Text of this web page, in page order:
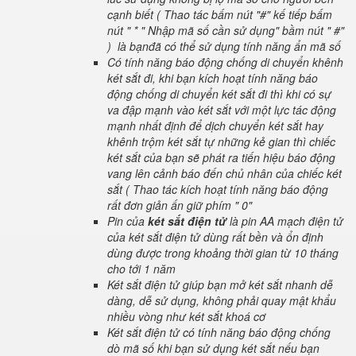
cạnh biết ( Thao tác bấm nút "#" kế tiếp bấm
nút " * " Nhập mã số cần sử dụng" bầm nút " #"
) là bạnđã có thể sử dụng tính năng ẩn mã số
Có tính năng báo động chống di chuyển khênh
két sắt đi, khi bạn kích hoạt tính năng báo
động chống di chuyển két sắt đi thì khi có sự
va đập mạnh vào két sắt với một lực tác động
mạnh nhất định để dịch chuyển két sắt hay
khênh trộm két sắt tự những kẻ gian thì chiếc
két sắt của bạn sẽ phát ra tiến hiệu báo động
vang lên cảnh báo đến chủ nhân của chiếc két
sắt ( Thao tác kích hoạt tính năng báo động
rất đơn giản ấn giữ phím " 0"
Pin của két sắt điện tửlà pin AA mạch điện tử
của két sắt điện tử dùng rất bền và ổn định
dùng được trong khoảng thời gian từ 10 tháng
cho tới 1 năm
Két sắt điện tử giúp bạn mở két sắt nhanh dễ
dàng, dễ sử dụng, không phải quay mật khẩu
nhiều vòng như két sắt khoá cơ
Két sắt điện tử có tính năng báo động chống
dò mã số khi bạn sử dụng két sắt nếu bạn